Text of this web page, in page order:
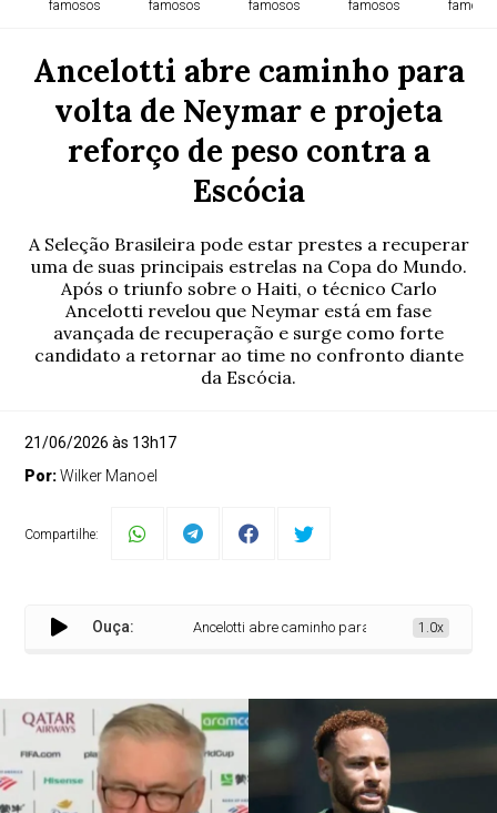
famosos famosos famosos famosos
Ancelotti abre caminho para
volta de Neymar e projeta
reforço de peso contra a
Escócia
A Seleção Brasileira pode estar prestes a recuperar
uma de suas principais estrelas na Copa do Mundo.
Após o triunfo sobre o Haiti, o técnico Carlo
Ancelotti revelou que Neymar está em fase
avançada de recuperação e surge como forte
candidato a retornar ao time no confronto diante
da Escócia.
21/06/2026 às 13h17
Por:Wilker Manoel
Compartilhe:
Ouça: Ancelotti abre caminho para volta de Neymar e
1.0x